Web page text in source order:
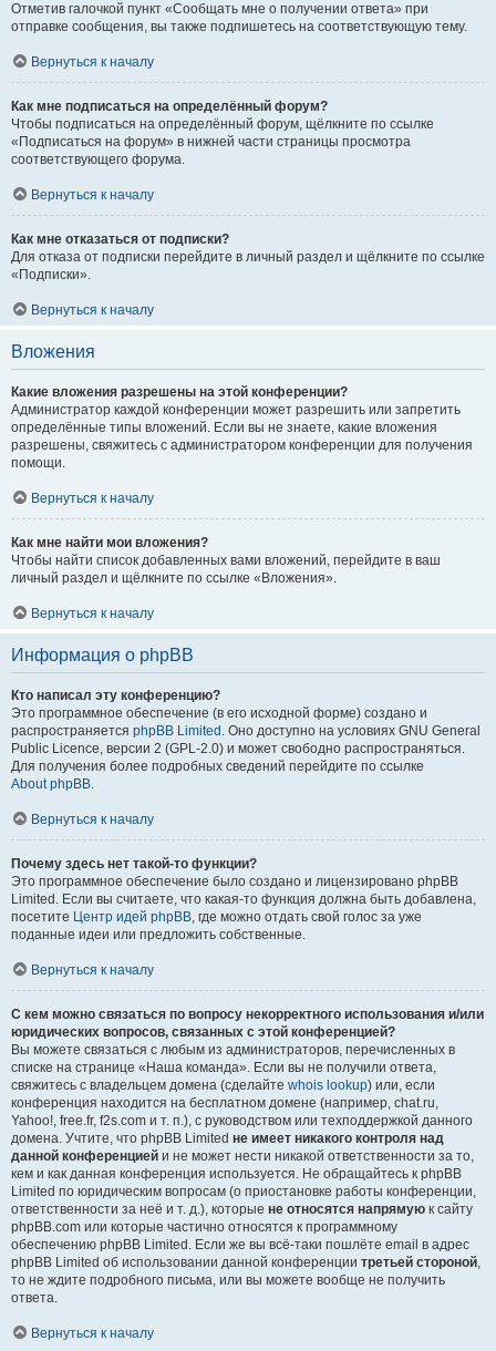
Отметив галочкой пункт «Сообщать мне о получении ответа» при
отправке сообщения, вы также подпишетесь на соответствующую тему.
Вернуться к началу
Как мне подписаться на определённый форум?
Чтобы подписаться на определённый форум, щёлкните по ссылке
«Подписаться на форум» в нижней части страницы просмотра
соответствующего форума.
Вернуться к началу
Как мне отказаться от подписки?
Для отказа от подписки перейдите в личный раздел и щёлкните по ссылке
«Подписки».
Вернуться к началу
Вложения
Какие вложения разрешены на этой конференции?
Администратор каждой конференции может разрешить или запретить
определённые типы вложений. Если вы не знаете, какие вложения
разрешены, свяжитесь с администратором конференции для получения
помощи.
Вернуться к началу
Как мне найти мои вложения?
Чтобы найти список добавленных вами вложений, перейдите в ваш
личный раздел и щёлкните по ссылке «Вложения».
Вернуться к началу
Информация о phpBB
Кто написал эту конференцию?
Это программное обеспечение (в его исходной форме) создано и
распространяется phpBB Limited . Оно доступно на условиях GNU General
Public Licence, версии 2 (GPL-2.0) и может свободно распространяться.
Для получения более подробных сведений перейдите по ссылке
About phpBB.
Вернуться к началу
Почему здесь нет такой-то функции?
Это программное обеспечение было создано и лицензировано phpBB
Limited. Если вы считаете, что какая-то функция должна быть добавлена,
посетите Центр идей phpBB, где можно отдать свой голос за уже
поданные идеи или предложить собственные.
Вернуться к началу
С кем можно связаться по вопросу некорректного использования и/или
юридических вопросов, связанных с этой конференцией?
Вы можете связаться с любым из администраторов, перечисленных в
списке на странице «Наша команда». Если вы не получили ответа,
свяжитесь с владельцем домена (сделайте whois lookup) или, если
конференция находится на бесплатном домене (например, chat.ru,
Yahoo!, free.fr, f2s.com и т. п.), с руководством или техподдержкой данного
домена. Учтите, что phpBB Limited не имеет никакого контроля над
данной конференцией и не может нести никакой ответственности за то,
кем и как данная конференция используется. Не обращайтесь к phpBB
Limited по юридическим вопросам (о приостановке работы конференции,
ответственности за неё и т. д.), которые не относятся напрямую к сайту
phpBB.com или которые частично относятся к программному
обеспечению phpBB Limited. Если же вы всё-таки пошлёте email в адрес
phpBB Limited об использовании данной конференции третьей стороной,
то не ждите подробного письма, или вы можете вообще не получить
ответа.
Вернуться к началу